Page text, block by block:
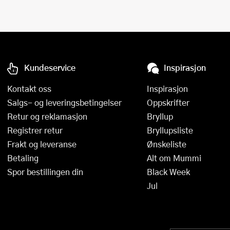
Rivjern
Sil og dørslag
Sitruspresser
Skjærebrett og fjøler
Skreller
Kundeservice
Kontakt oss
Salgs- og leveringsbetingelser
Retur og reklamasjon
Registrer retur
Frakt og leveranse
Betaling
Spor bestillingen din
Inspirasjon
Inspirasjon
Oppskrifter
Bryllup
Bryllupsliste
Ønskeliste
Alt om Mummi
Black Week
Jul